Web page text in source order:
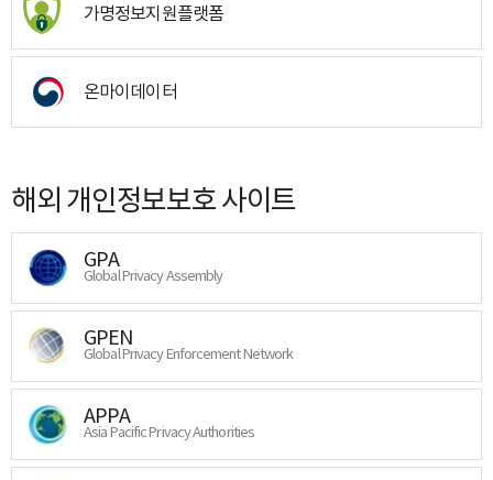
가명정보지원플랫폼
온마이데이터
해외 개인정보보호 사이트
GPA
Global Privacy Assembly
GPEN
Global Privacy Enforcement Network
APPA
Asia Pacific Privacy Authorities